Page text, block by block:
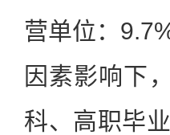
营单位：
因素影响下
科、高职毕